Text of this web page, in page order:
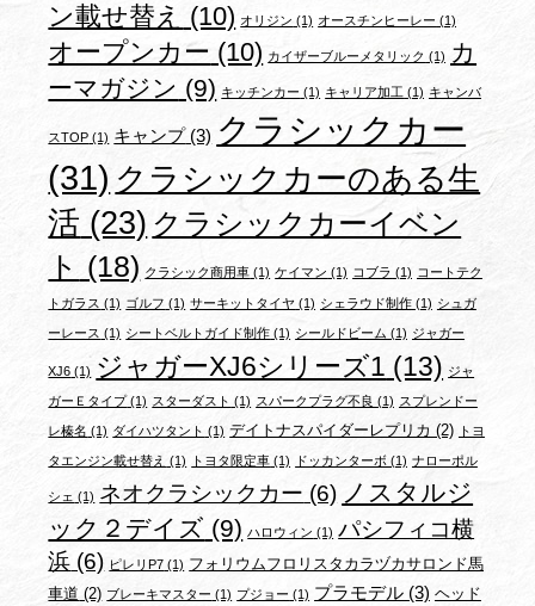
ン載せ替え (10) オリジン (1) オースチンヒーレー (1)
オープンカー (10) カイザーブルーメタリック (1) カ
ーマガジン (9) キッチンカー (1) キャリア加工 (1) キャンバ
スTOP (1) キャンプ(3) クラシックカー
(31) クラシックカーのある生
活 (23) クラシックカーイベン
ト (18) クラシック商用車 (1) ケイマン (1) コブラ (1) コートテク
トガラス (1) ゴルフ (1) サーキットタイヤ (1) シェラウド制作(1) シュガ
ーレース (1) シートベルトガイド制作 (1) シールドビーム (1) ジャガー
XJ6 (1) ジャガーXJ6シリーズ1 (13) ジャ
ガーＥタイプ(1) スターダスト (1) スパークプラグ不良 (1) スプレンドー
レ榛名 (1) ダイハツタント (1) デイトナスパイダーレプリカ (2) トヨ
タエンジン載せ替え (1) トヨタ限定車 (1) ドッカンターボ (1) ナローポル
シェ (1) ネオクラシックカー (6) ノスタルジ
ック２デイズ (9) ハロウィン (1) パシフィコ横
浜 (6) ピレリP7 (1) フォリウムフロリスタカラヅカサロンド馬
車道 (2) ブレーキマスター (1) プジョー (1) プラモデル (3) ヘッド